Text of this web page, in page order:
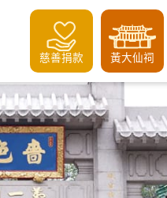
慈善捐款 黃大仙祠